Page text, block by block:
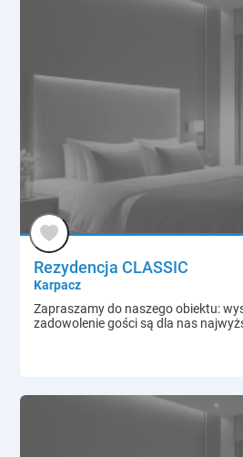
Rezydencja CLASSIC
Karpacz
Zapraszamy do naszego obiektu:
zadowolenie gości są dla nas